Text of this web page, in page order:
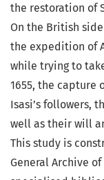
the restoration of
On the British
the expedition of
while trying to
1655, the capture
Isasi’s followers,
well as their will
This study is
General Archive